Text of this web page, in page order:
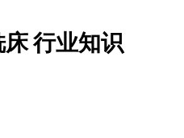
行业知识